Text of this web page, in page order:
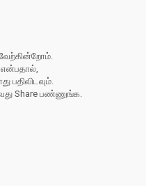
பதிவிடவும்.
Share பண்ணுங்க.